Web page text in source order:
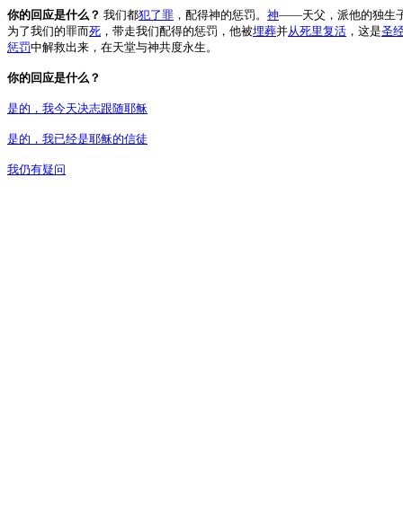
你的回应是什么？ 我们都犯了罪 ，配得神的惩罚。 神――天父，派他的独生
为了我们的罪而死 ，带走我们配得的惩罚，他被埋葬并从死里复活 ，这是圣
惩罚中解救出来，在天堂与神共度永生。
你的回应是什么？
是的，我今天决志跟随耶稣
是的，我已经是耶稣的信徒
我仍有疑问